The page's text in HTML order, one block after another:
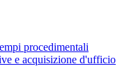
procedimentali
e acquisizione d'ufficio